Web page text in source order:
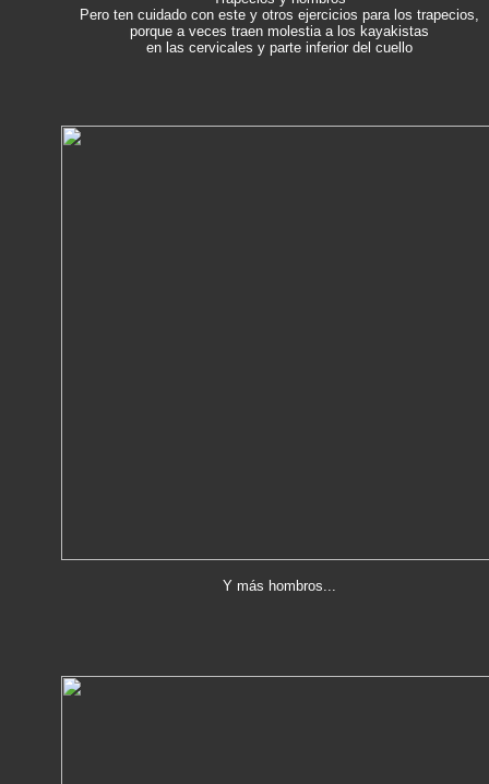
Pero ten cuidado con este y otros ejercicios para los trapecios,
porque a veces traen molestia a los kayakistas
en las cervicales y parte inferior del cuello
Y más hombros...